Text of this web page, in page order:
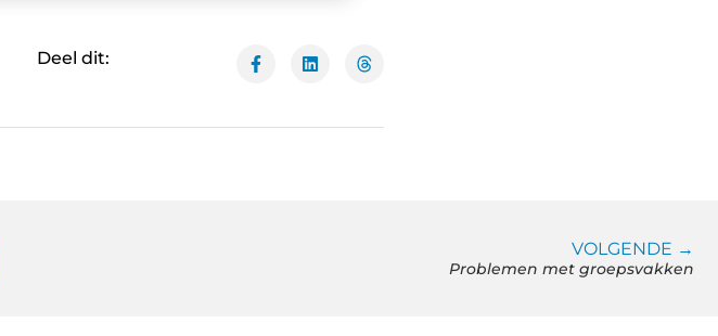
Deel dit:
VOLGENDE →
Problemen met groepsvakken